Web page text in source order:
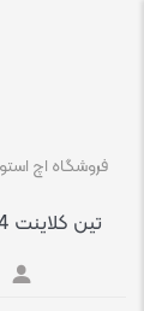
تین کلاینت HP 800 G4